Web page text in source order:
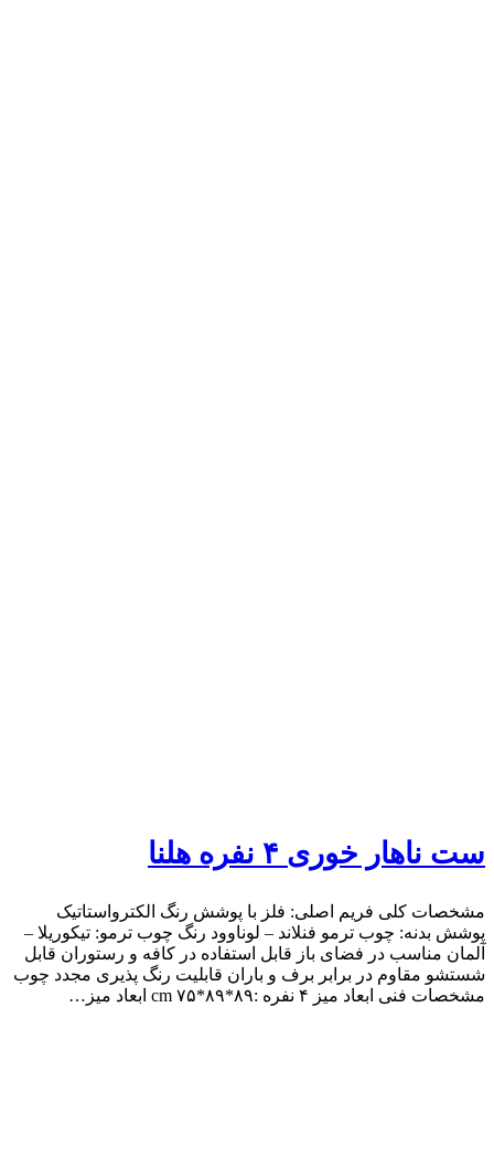
ست ناهار خوری ۴ نفره هلنا
مشخصات کلی فریم اصلی: فلز با پوشش رنگ الکترواستاتیک
پوشش بدنه: چوب ترمو فنلاند – لوناوود رنگ چوب ترمو: تیکوریلا –
آلمان مناسب در فضای باز قابل استفاده در کافه و رستوران قابل
شستشو مقاوم در برابر برف و باران قابلیت رنگ پذیری مجدد چوب
مشخصات فنی ابعاد میز ۴ نفره :۸۹*۸۹*۷۵ cm ابعاد میز…